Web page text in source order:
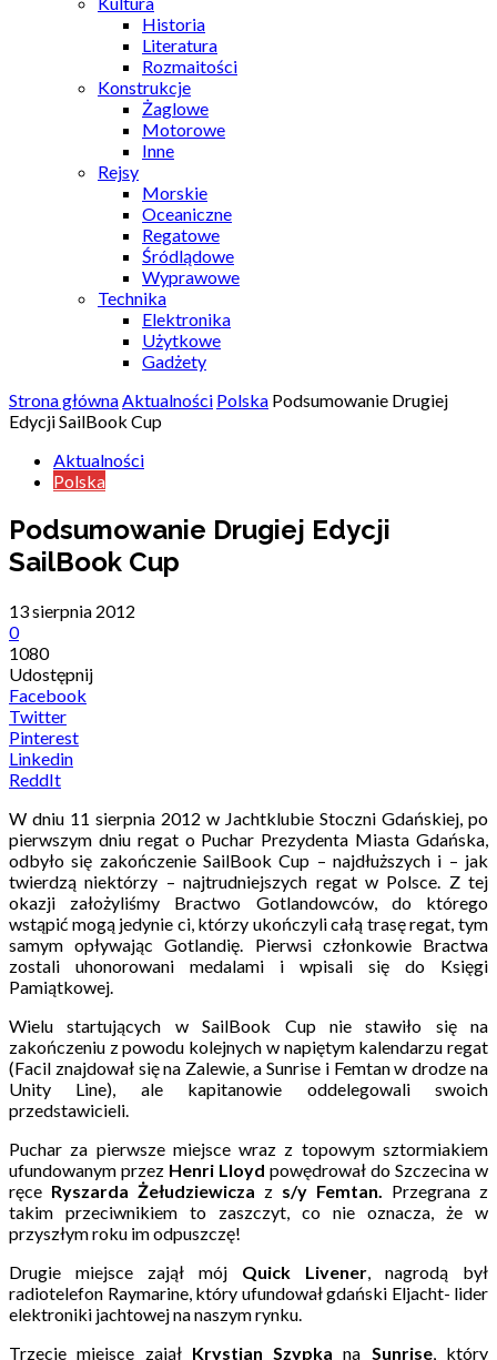
Historia
Literatura
Rozmaitości
Konstrukcje
Żaglowe
Motorowe
Inne
Rejsy
Morskie
Oceaniczne
Regatowe
Śródlądowe
Wyprawowe
Technika
Elektronika
Użytkowe
Gadżety
Strona głównaAktualności Polska Podsumowanie Drugiej
Edycji SailBook Cup
Aktualności
Polska
Podsumowanie Drugiej Edycji
SailBook Cup
13 sierpnia 2012
0
1080
Udostępnij
Facebook
Twitter
Pinterest
Linkedin
ReddIt
W dniu 11 sierpnia 2012 w Jachtklubie Stoczni Gdańskiej, po
pierwszym dniu regat o Puchar Prezydenta Miasta Gdańska,
odbyło się zakończenie SailBook Cup – najdłuższych i – jak
twierdzą niektórzy – najtrudniejszych regat w Polsce. Z tej
okazji założyliśmy Bractwo Gotlandowców, do którego
wstąpić mogą jedynie ci, którzy ukończyli całą trasę regat, tym
samym opływając Gotlandię. Pierwsi członkowie Bractwa
zostali uhonorowani medalami i wpisali się do Księgi
Pamiątkowej.
Wielu startujących w SailBook Cup nie stawiło się na
zakończeniu z powodu kolejnych w napiętym kalendarzu regat
(Facil znajdował się na Zalewie, a Sunrise i Femtan w drodze na
Unity Line), ale kapitanowie oddelegowali swoich
przedstawicieli.
Puchar za pierwsze miejsce wraz z topowym sztormiakiem
ufundowanym przez Henri Lloyd powędrował do Szczecina w
ręce Ryszarda Żełudziewicza z s/y Femtan. Przegrana z
takim przeciwnikiem to zaszczyt, co nie oznacza, że w
przyszłym roku im odpuszczę!
Drugie miejsce zajął mój Quick Livener, nagrodą był
radiotelefon Raymarine, który ufundował gdański Eljacht- lider
elektroniki jachtowej na naszym rynku.
Trzecie miejsce zajął Krystian Szypka na Sunrise, który